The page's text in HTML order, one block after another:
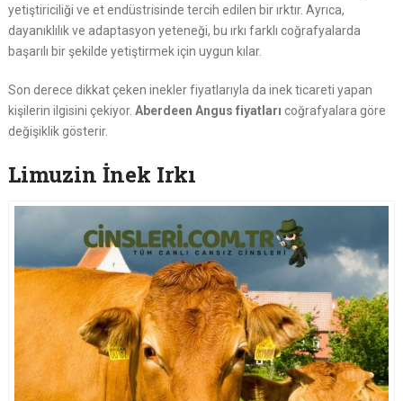
yetiştiriciliği ve et endüstrisinde tercih edilen bir ırktır. Ayrıca,
dayanıklılık ve adaptasyon yeteneği, bu ırkı farklı coğrafyalarda
başarılı bir şekilde yetiştirmek için uygun kılar.
Son derece dikkat çeken inekler fiyatlarıyla da inek ticareti yapan
kişilerin ilgisini çekiyor. Aberdeen Angus fiyatları coğrafyalara göre
değişiklik gösterir.
Limuzin İnek Irkı